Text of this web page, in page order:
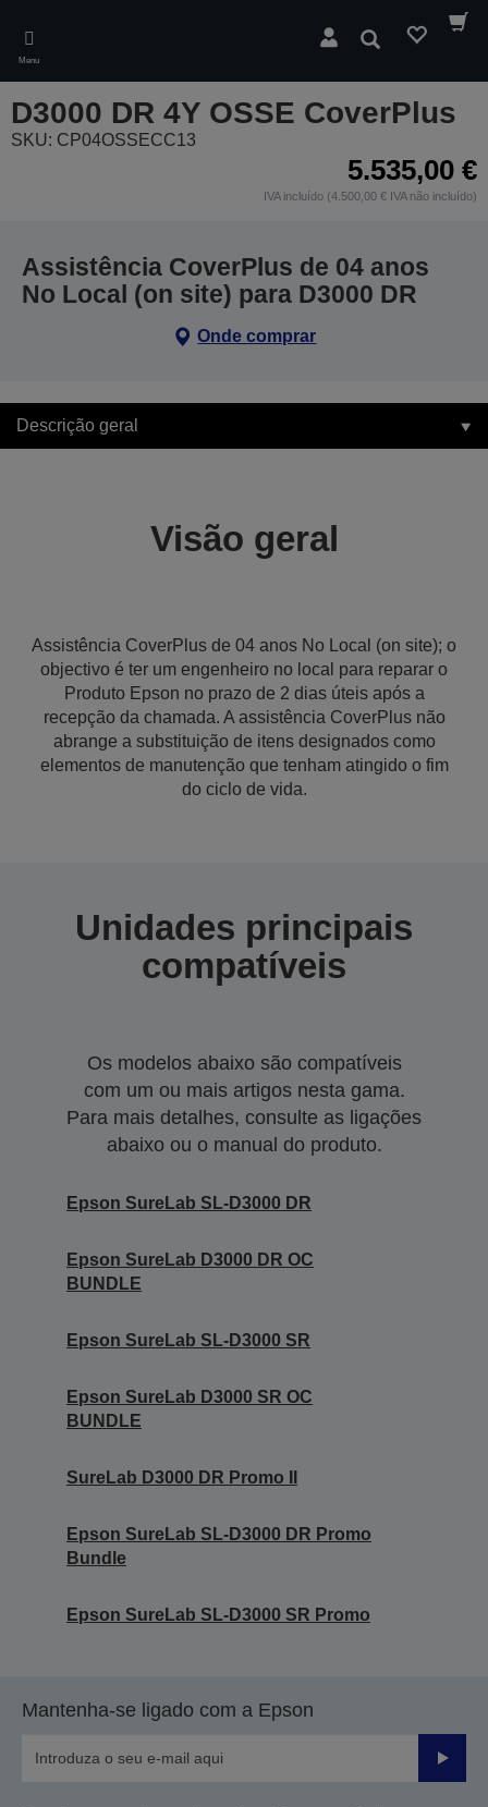
main
content
Menu
Pesquisar
D3000 DR 4Y OSSE CoverPlus
SKU: CP04OSSECC13
5.535,00 €
IVA incluído (4.500,00 € IVA não incluído)
Assistência CoverPlus de 04 anos
No Local (on site) para D3000 DR
Onde comprar
Descrição geral
Visão geral
Assistência CoverPlus de 04 anos No Local (on site); o
objectivo é ter um engenheiro no local para reparar o
Produto Epson no prazo de 2 dias úteis após a
recepção da chamada. A assistência CoverPlus não
abrange a substituição de itens designados como
elementos de manutenção que tenham atingido o fim
do ciclo de vida.
Unidades principais
compatíveis
Os modelos abaixo são compatíveis
com um ou mais artigos nesta gama.
Para mais detalhes, consulte as ligações
abaixo ou o manual do produto.
Epson SureLab SL-D3000 DR
Epson SureLab D3000 DR OC
BUNDLE
Epson SureLab SL-D3000 SR
Epson SureLab D3000 SR OC
BUNDLE
SureLab D3000 DR Promo II
Epson SureLab SL-D3000 DR Promo
Bundle
Epson SureLab SL-D3000 SR Promo
Mantenha-se ligado com a Epson
Enviar